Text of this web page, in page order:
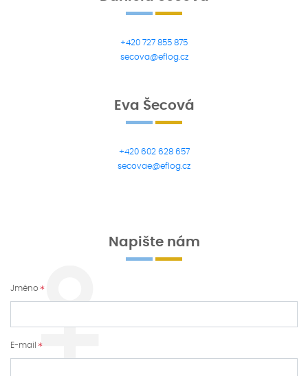
+420 727 855 875
secova@eflog.cz
Eva Šecová
+420 602 628 657
secovae@eflog.cz
Napište nám
Jméno
E-mail